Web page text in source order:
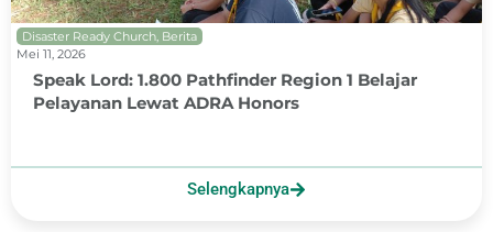
Disaster Ready Church, Berita
Mei 11, 2026
Speak Lord: 1.800 Pathfinder Region 1 Belajar
Pelayanan Lewat ADRA Honors
Selengkapnya